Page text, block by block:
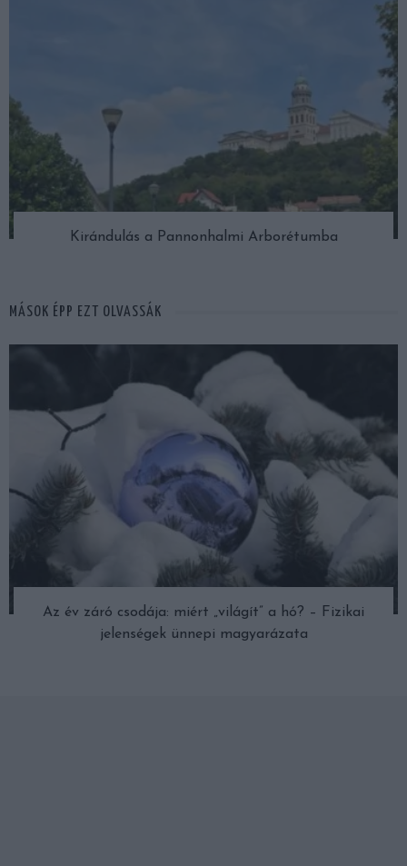
Kirándulás a Pannonhalmi Arborétumba
MÁSOK ÉPP EZT OLVASSÁK
Az év záró csodája: miért „világít” a hó? – Fizikai
jelenségek ünnepi magyarázata